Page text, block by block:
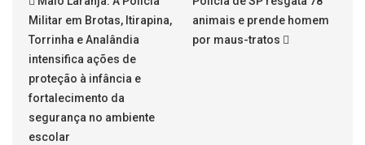
Militar em Brotas, Itirapina,
Torrinha e Analândia
intensifica ações de
proteção à infância e
fortalecimento da
segurança no ambiente
escolar
animais e prende homem
por maus-tratos